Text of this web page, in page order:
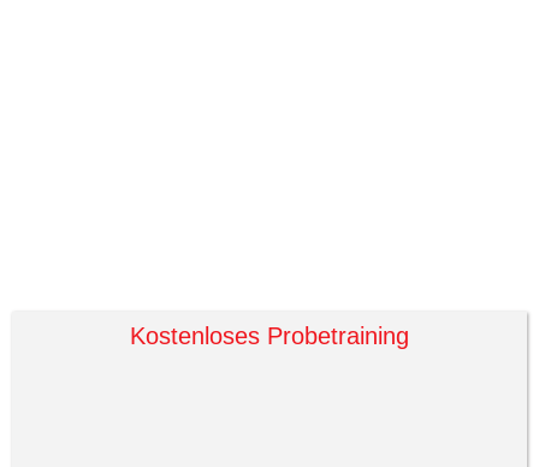
Kostenloses Probetraining